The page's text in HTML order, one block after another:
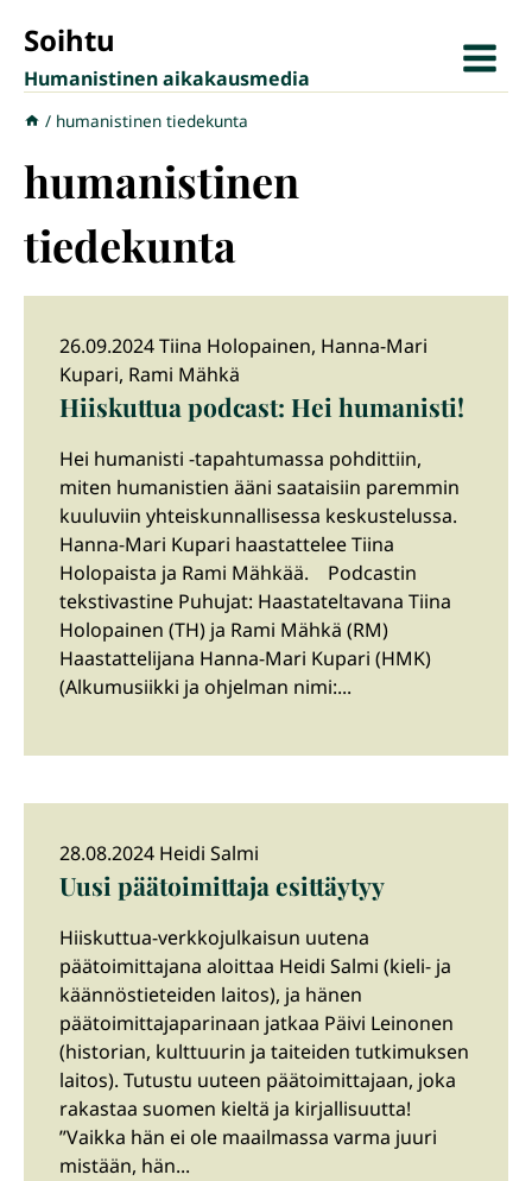
sisältöön
Soihtu
Humanistinen aikakausmedia
/ humanistinen tiedekunta
humanistinen
tiedekunta
26.09.2024 Tiina Holopainen, Hanna-Mari
Kupari, Rami Mähkä
Hiiskuttua podcast: Hei humanisti!
Hei humanisti -tapahtumassa pohdittiin,
miten humanistien ääni saataisiin paremmin
kuuluviin yhteiskunnallisessa keskustelussa.
Hanna-Mari Kupari haastattelee Tiina
Holopaista ja Rami Mähkää. Podcastin
tekstivastine Puhujat: Haastateltavana Tiina
Holopainen (TH) ja Rami Mähkä (RM)
Haastattelijana Hanna-Mari Kupari (HMK)
(Alkumusiikki ja ohjelman nimi:...
28.08.2024 Heidi Salmi
Uusi päätoimittaja esittäytyy
Hiiskuttua-verkkojulkaisun uutena
päätoimittajana aloittaa Heidi Salmi (kieli- ja
käännöstieteiden laitos), ja hänen
päätoimittajaparinaan jatkaa Päivi Leinonen
(historian, kulttuurin ja taiteiden tutkimuksen
laitos). Tutustu uuteen päätoimittajaan, joka
rakastaa suomen kieltä ja kirjallisuutta!
”Vaikka hän ei ole maailmassa varma juuri
mistään, hän...